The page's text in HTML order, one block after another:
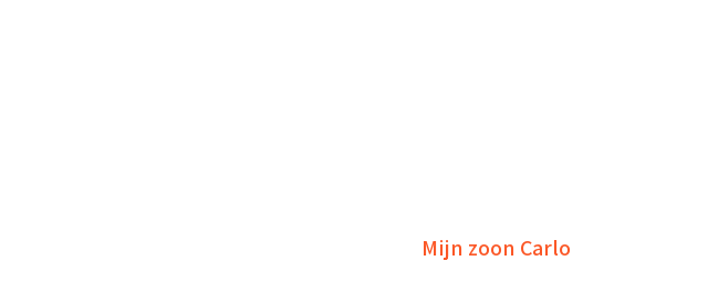
Mijn zoon Carlo